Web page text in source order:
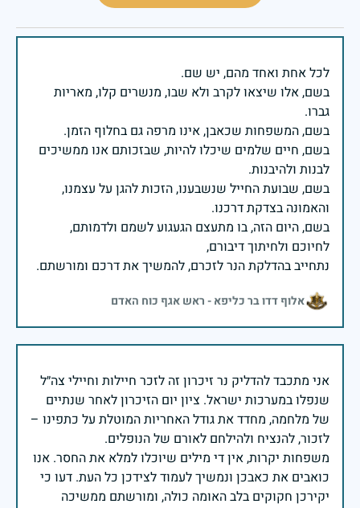
בשם, אלו שיצאו לקרב ולא שבו, מנשרים קלו, מאריות
בשם, חיים שלמים שיכלו להיות, שבזכותם אנו ממשיכים
בשם, שבועת החייל שנשבענו, הזכות להגן על עצמנו,
בשם, היום הזה, בו מתעצם הגעגוע לשמם ולדמותם,
נתחייב בהדלקת הנר לזכרם, להמשיך את דרכם ומורשתם.
אלוף דדו בר כליפא - ראש אגף כוח האדם
אני מתכבד להדליק נר זיכרון זה לזכר חיילות וחיילי צה״ל
שנפלו במערכות ישראל. ציון יום הזיכרון לאחר שנתיים
של מלחמה, מחדד את גודל האחריות המוטלת על כתפינו –
משפחות יקרות, אין די מילים שיוכלו למלא את החסר. אנו
כואבים את כאבכן ונמשיך לעמוד לצידכן כל העת. דעו כי
יקירכן חקוקים בלב האומה כולה, ומורשתם ממשיכה